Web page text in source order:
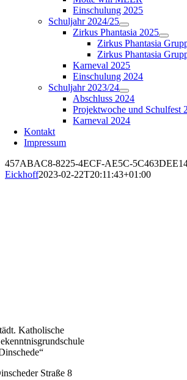
Einschulung 2025
Schuljahr 2024/25
Zirkus Phantasia 2025
Zirkus Phantasia
Zirkus Phantasia
Karneval 2025
Einschulung 2024
Schuljahr 2023/24
Abschluss 2024
Projektwoche und Schulfest
Karneval 2024
Kontakt
Impressum
457ABAC8-8225-4ECF-AE5C-
Eickhoff2023-02-22T20:11:43+01:00
Katholische
Straße 8